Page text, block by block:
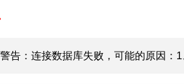
告：连接数据库失败，可能的原因：